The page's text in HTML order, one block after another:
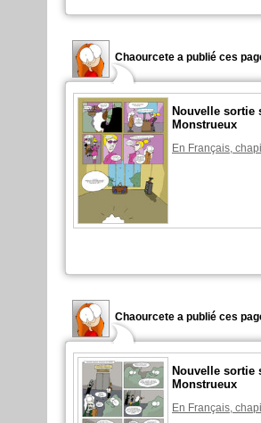
Chaourcete a publié ces
Nouvelle sortie
Monstrueux
En Français,
Chaourcete a publié ces
Nouvelle sortie
Monstrueux
En Français,